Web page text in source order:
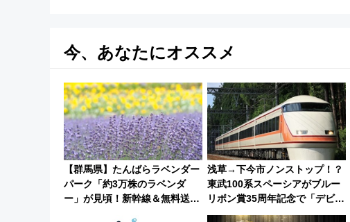
今、あなたにオススメ
【群馬県】たんばらラベンダー
パーク「約3万株のラベンダ
ー」が見頃！新幹線＆無料送迎
浅草→下今市ノンストップ！？
東武100系スペーシアがブルー
リボン賞35周年記念で「デビュ
ー当時の停車駅」を再現 運転